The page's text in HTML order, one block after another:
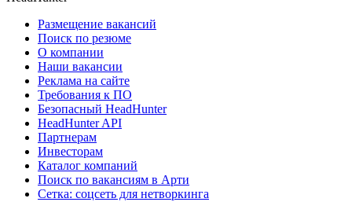
Размещение вакансий
Поиск по резюме
О компании
Наши вакансии
Реклама на сайте
Требования к ПО
Безопасный HeadHunter
HeadHunter API
Партнерам
Инвесторам
Каталог компаний
Поиск по вакансиям в Арти
Сетка: соцсеть для нетворкинга